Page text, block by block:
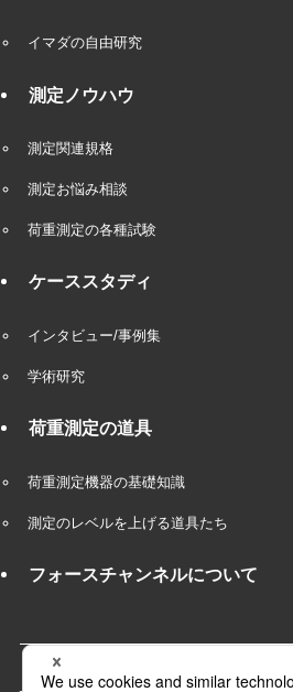
イマダの自由研究
測定ノウハウ
測定関連規格
測定お悩み相談
荷重測定の各種試験
ケーススタディ
インタビュー/事例集
学術研究
荷重測定の道具
荷重測定機器の基礎知識
測定のレベルを上げる道具たち
フォースチャンネルについて